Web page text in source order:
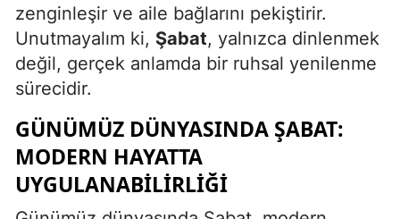
zenginleşir ve aile bağlarını pekiştirir.
Unutmayalım ki, Şabat, yalnızca dinlenmek
değil, gerçek anlamda bir ruhsal yenilenme
sürecidir.
GÜNÜMÜZ DÜNYASINDA ŞABAT:
MODERN HAYATTA
UYGULANABILIRLIĞI